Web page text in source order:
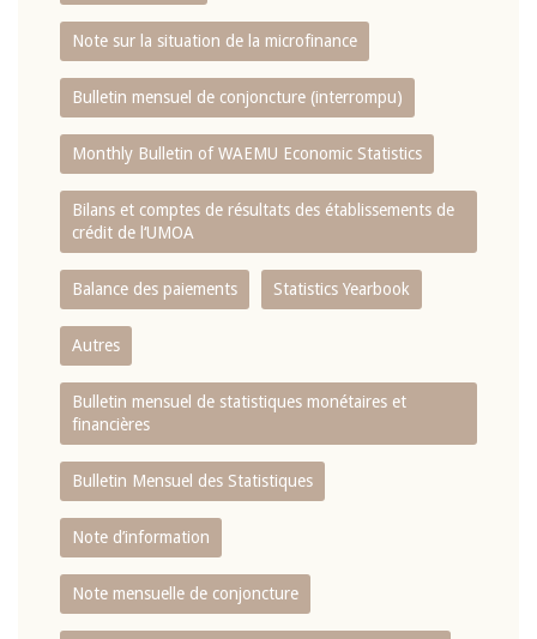
Note sur la situation de la microfinance
Bulletin mensuel de conjoncture (interrompu)
Monthly Bulletin of WAEMU Economic Statistics
Bilans et comptes de résultats des établissements de
crédit de l‘UMOA
Balance des paiements Statistics Yearbook
Autres
Bulletin mensuel de statistiques monétaires et
financières
Bulletin Mensuel des Statistiques
Note d’information
Note mensuelle de conjoncture